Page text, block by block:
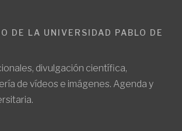
DE LA UNIVERSIDAD PABLO DE
divulgación científica,
de vídeos e imágenes. Agenda y